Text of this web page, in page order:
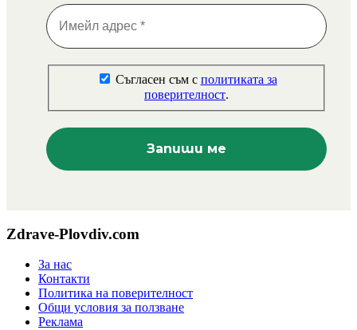
Съгласен съм с политиката за
поверителност.
Zdrave-Plovdiv.com
За нас
Контакти
Политика на поверителност
Общи условия за ползване
Реклама